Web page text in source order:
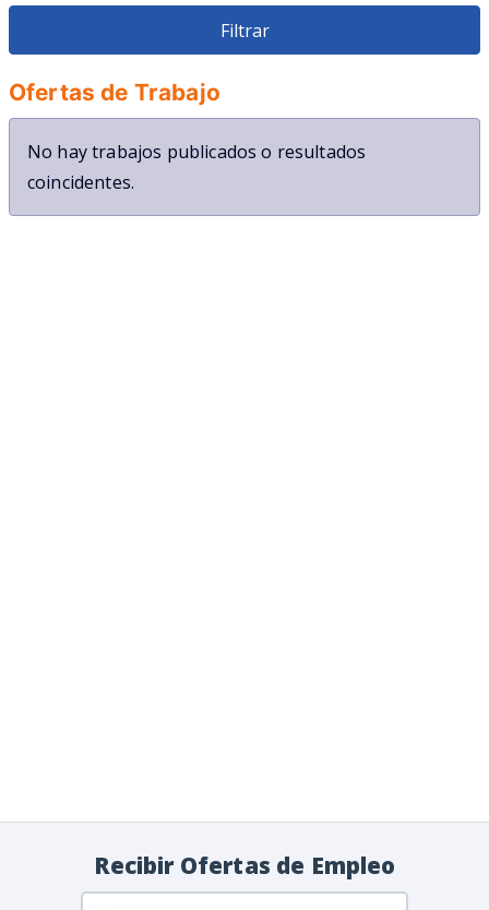
Restauracion
Ofertas de Trabajo
No hay trabajos publicados o resultados
coincidentes.
Recibir Ofertas de Empleo